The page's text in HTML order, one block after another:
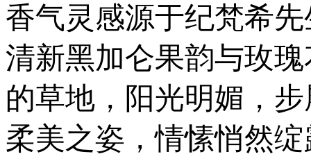
香气灵感源于纪梵希
清新黑加仑果韵与玫
的草地，阳光明媚，
柔美之姿，情愫悄然